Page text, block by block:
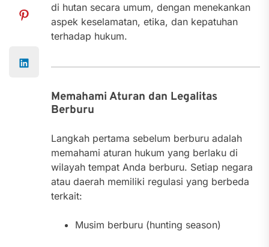
di hutan secara umum, dengan menekankan
aspek keselamatan, etika, dan kepatuhan
terhadap hukum.
Memahami Aturan dan Legalitas
Berburu
Langkah pertama sebelum berburu adalah
memahami aturan hukum yang berlaku di
wilayah tempat Anda berburu. Setiap negara
atau daerah memiliki regulasi yang berbeda
terkait:
Musim berburu (hunting season)